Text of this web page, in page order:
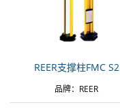
REER支撑柱FMC S2
品牌：REER